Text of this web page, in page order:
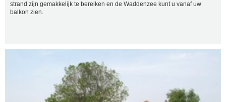
strand zijn gemakkelijk te bereiken en de Waddenzee kunt u vanaf uw
balkon zien.